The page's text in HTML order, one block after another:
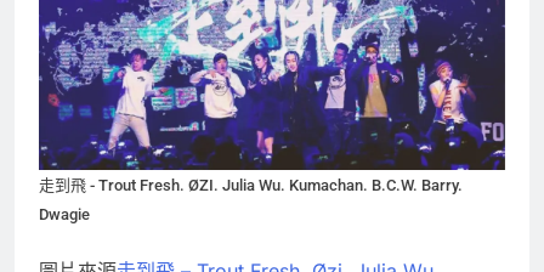
走到飛 - Trout Fresh. ØZI. Julia Wu. Kumachan. B.C.W. Barry.
Dwagie